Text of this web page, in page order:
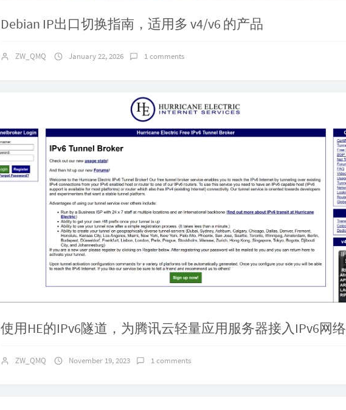
Debian IP出口切换指南，适用多 v4/v6 的产品
ZW_QMQ January 22, 2026 1 comments
使用HE的IPv6隧道，为腾讯云轻量应用服务器接入IPv6网络
ZW_QMQ November 19, 2023 1 comments